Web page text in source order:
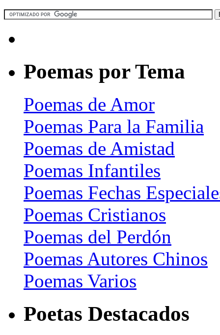
Poemas por Tema
Poemas de Amor
Poemas Para la Familia
Poemas de Amistad
Poemas Infantiles
Poemas Fechas
Poemas Cristianos
Poemas del Perdón
Poemas Autores Chinos
Poemas Varios
Poetas Destacados